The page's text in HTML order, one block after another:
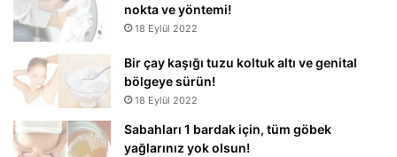
nokta ve yöntemi!
18 Eylül 2022
Bir çay kaşığı tuzu koltuk altı ve genital
bölgeye sürün!
18 Eylül 2022
Sabahları 1 bardak için, tüm göbek
yağlarınız yok olsun!